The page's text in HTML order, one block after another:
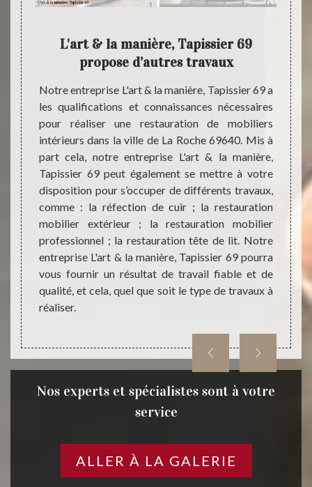
peut
à
à
de
idée
L'art & la manière, Tapissier 69
propose d’autres travaux
Notre entreprise L'art & la manière, Tapissier 69 a
les qualifications et connaissances nécessaires
pour réaliser une restauration de mobiliers
intérieurs dans la ville de La Roche 69640. Mis à
part cela, notre entreprise L'art & la manière,
Tapissier 69 peut également se mettre à votre
disposition pour s’occuper de différents travaux,
comme : la réfection de cuir ; la restauration
mobilier extérieur ; la restauration mobilier
professionnel ; la restauration tête de lit. Notre
entreprise L'art & la manière, Tapissier 69 pourra
vous fournir un résultat de travail fiable et de
qualité, et cela, quel que soit le type de travaux à
réaliser.
69
Nos experts et spécialistes sont à votre
service
ALLER À LA GALERIE